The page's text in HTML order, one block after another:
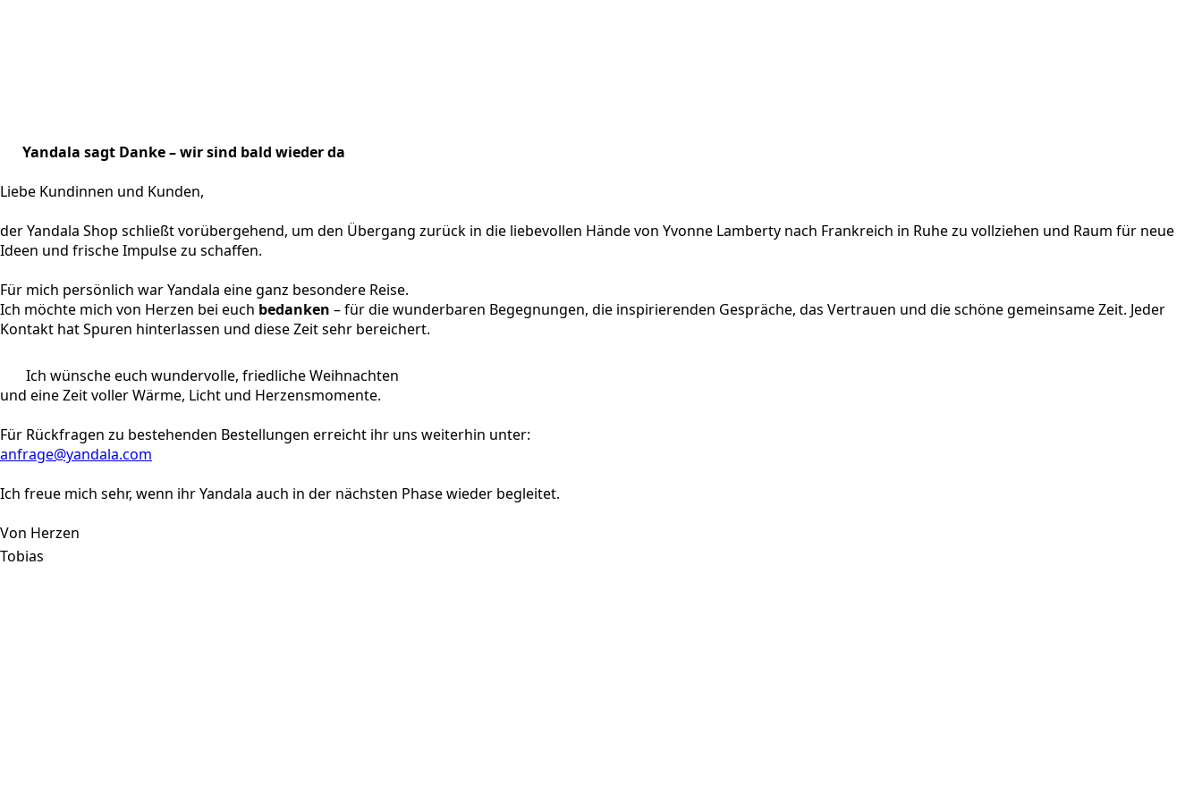
Yandala sagt Danke – wir sind bald wieder da
Liebe Kundinnen und Kunden,
der Yandala Shop schließt vorübergehend, um den Übergang zurück in die liebevollen Hände von Yvonne Lamberty nach Frankreich in Ruhe zu vollziehen und Raum für neue
Ideen und frische Impulse zu schaffen.
Für mich persönlich war Yandala eine ganz besondere Reise.
Ich möchte mich von Herzen bei euch bedanken – für die wunderbaren Begegnungen, die inspirierenden Gespräche, das Vertrauen und die schöne gemeinsame Zeit. Jeder
Kontakt hat Spuren hinterlassen und diese Zeit sehr bereichert.
Ich wünsche euch wundervolle, friedliche Weihnachten
und eine Zeit voller Wärme, Licht und Herzensmomente.
Für Rückfragen zu bestehenden Bestellungen erreicht ihr uns weiterhin unter:
anfrage@yandala.com
Ich freue mich sehr, wenn ihr Yandala auch in der nächsten Phase wieder begleitet.
Von Herzen
Tobias